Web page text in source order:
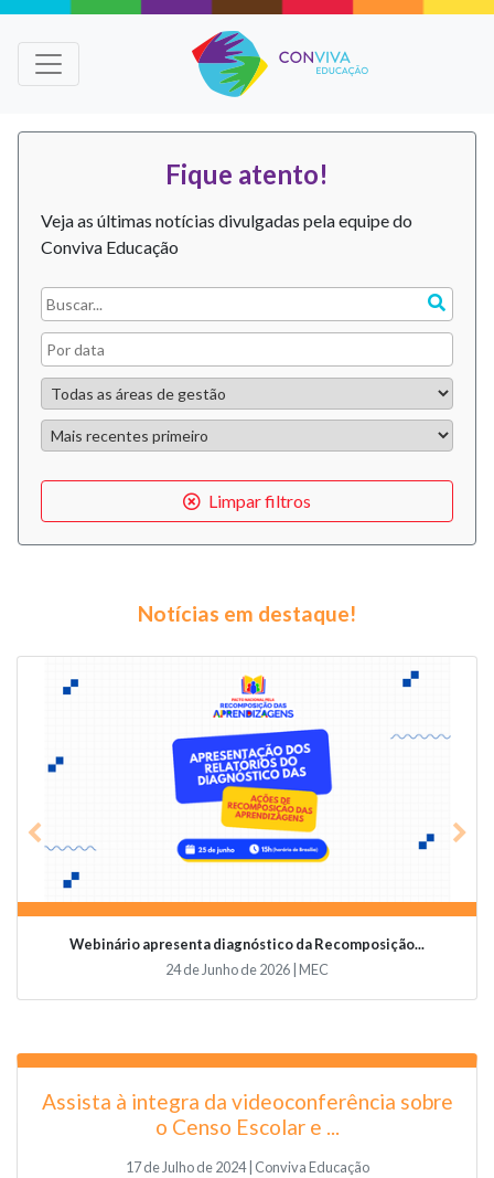
Fique atento!
Veja as últimas notícias divulgadas pela equipe do
Conviva Educação
Limpar filtros
Notícias em destaque!
Webinário apresenta diagnóstico da Recomposição...
24 de Junho de 2026 | MEC
Previous
Assista à integra da videoconferência sobre
o Censo Escolar e ...
17 de Julho de 2024 | Conviva Educação